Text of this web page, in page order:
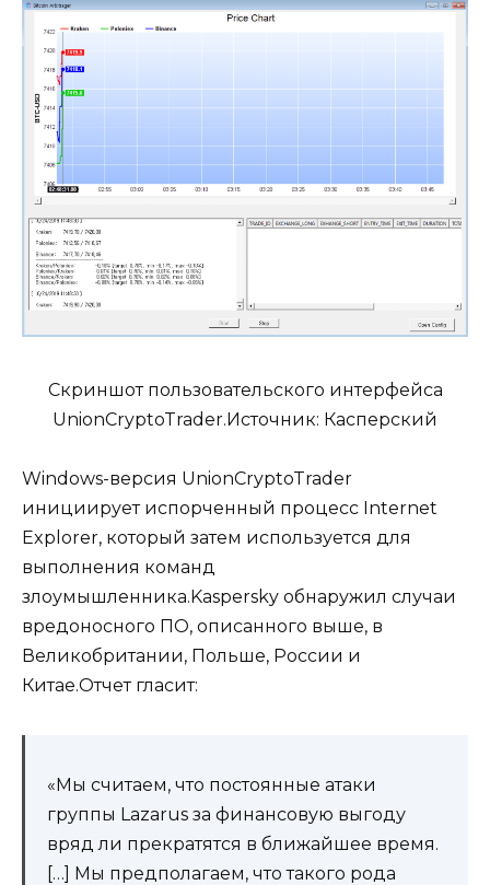
Скриншот пользовательского интерфейса
UnionCryptoTrader.Источник: Касперский
Windows-версия UnionCryptoTrader
инициирует испорченный процесс Internet
Explorer, который затем используется для
выполнения команд
злоумышленника.Kaspersky обнаружил случаи
вредоносного ПО, описанного выше, в
Великобритании, Польше, России и
Китае.Отчет гласит:
«Мы считаем, что постоянные атаки
группы Lazarus за финансовую выгоду
вряд ли прекратятся в ближайшее время.
[…] Мы предполагаем, что такого рода